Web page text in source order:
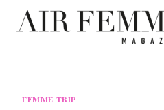
Saltar
FEMME TRIP